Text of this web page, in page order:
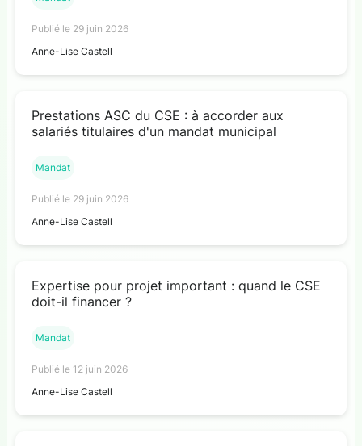
Publié le 29 juin 2026
Anne-Lise Castell
Prestations ASC du CSE : à accorder aux
salariés titulaires d'un mandat municipal
Mandat
Publié le 29 juin 2026
Anne-Lise Castell
Expertise pour projet important : quand le CSE
doit-il financer ?
Mandat
Publié le 12 juin 2026
Anne-Lise Castell